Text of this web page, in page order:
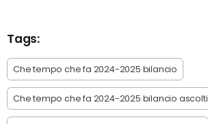
Tags:
Che tempo che fa 2024-2025 bilancio
Che tempo che fa 2024-2025 bilancio ascolti